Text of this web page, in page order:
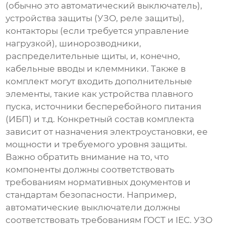
(обычно это автоматический выключатель),
устройства защиты (УЗО, реле защиты),
контакторы (если требуется управление
нагрузкой), шинорозводники,
распределительные щиты, и, конечно,
кабельные вводы и клеммники. Также в
комплект могут входить дополнительные
элементы, такие как устройства плавного
пуска, источники бесперебойного питания
(ИБП) и т.д. Конкретный состав комплекта
зависит от назначения электроустановки, ее
мощности и требуемого уровня защиты.
Важно обратить внимание на то, что
компоненты должны соответствовать
требованиям нормативных документов и
стандартам безопасности. Например,
автоматические выключатели должны
соответствовать требованиям ГОСТ и IEC. УЗО